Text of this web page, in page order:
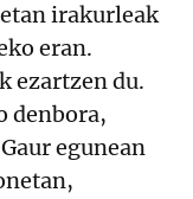
irakurleak
eran.
ezartzen du.
denbora,
egunean